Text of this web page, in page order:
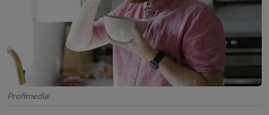
Profimedia